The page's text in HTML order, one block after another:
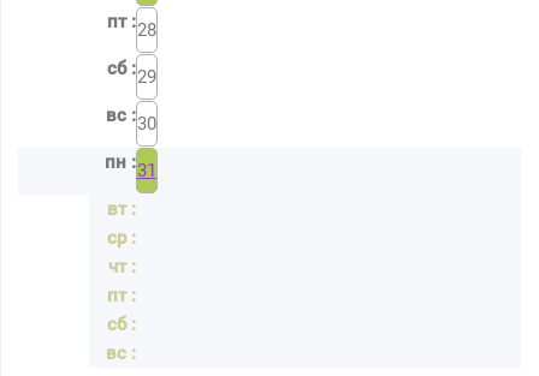
28
29
30
31